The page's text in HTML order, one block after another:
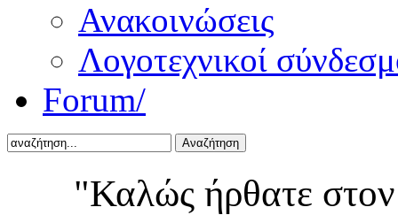
Ανακοινώσεις
Λογοτεχνικοί
Forum/
Αναζήτηση
"Καλώς ήρθατε